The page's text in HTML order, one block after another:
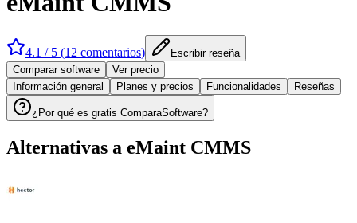
4.1 / 5 (12 comentarios)
Escribir reseña
Comparar software
Ver precio
Información general
Planes y precios Funcionalidades Reseñas
¿Por qué es gratis ComparaSoftware?
Alternativas a eMaint CMMS